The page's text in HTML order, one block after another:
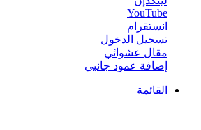
‫YouTube
انستقرام
تسجيل الدخول
مقال عشوائي
إضافة عمود جانبي
القائمة